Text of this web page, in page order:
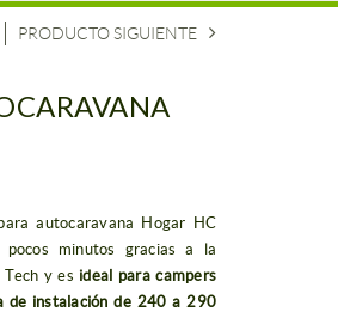
PRODUCTO SIGUIENTE
autocaravana Hogar HC
minutos gracias a la
y es ideal para campers
de instalación de 240 a 290